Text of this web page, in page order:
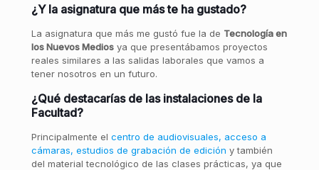
¿Y la asignatura que más te ha gustado?
La asignatura que más me gustó fue la de Tecnología en
los Nuevos Mediosya que presentábamos proyectos
reales similares a las salidas laborales que vamos a
tener nosotros en un futuro.
¿Qué destacarías de las instalaciones de la
Facultad?
Principalmente el centro de audiovisuales, acceso a
cámaras, estudios de grabación de edición y también
del material tecnológico de las clases prácticas, ya que